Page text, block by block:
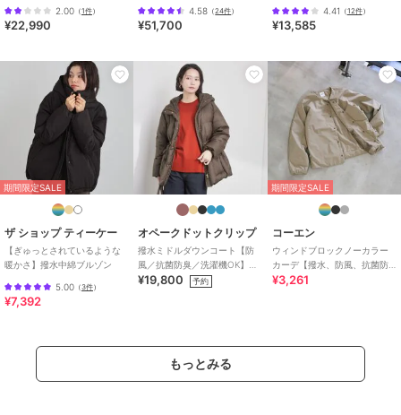
サイズ F
素材
ポリエステル100％
特徴
アウター・ジャケット・コート
ポリエステル素材
ティング/長袖/ライフスタイ
/ ストレート
ダウンジャケット・ダウンコート
（中綿含む）
ポリエステル素材/
ティング / 長袖/ライフスタイ
ル/ストレート
2.00 （1件）
¥22,990
4.58 （24件）
¥51,700
4.41 （12件）
¥13,585
期間限定SALE
ザ ショップ ティーケー
【ぎゅっとされているような
暖かさ】撥水中綿ブルゾン
5.00 （3件）
¥7,392
オペークドットクリップ
撥水ミドルダウンコート【防
風／抗菌防臭／洗濯機OK】
《5col／SS～LL》
¥19,800 予約
期間限定SALE
コーエン
ウィンドブロックノーカラー
カーデ【撥水、防風、抗菌防
臭（中綿）】
¥3,261
もっとみる